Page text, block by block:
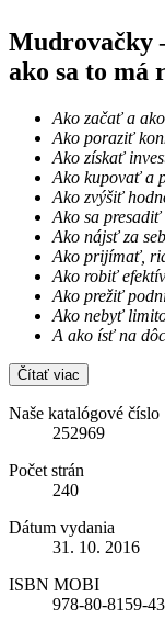
Mudrovačky
ako sa to má
Ako začať a
Ako poraziť
Ako získať
Ako kupovať a
Ako zvýšiť
Ako sa
Ako nájsť za
Ako prijímať,
Ako robiť
Ako prežiť
Ako nebyť
A ako ísť na
Čítať viac
Naše katalógové číslo
252969
Počet strán
240
Dátum vydania
31. 10. 2016
ISBN MOBI
978-80-8159-